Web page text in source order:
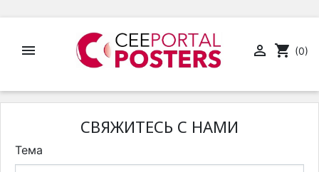
  shopping_cart (0)
СВЯЖИТЕСЬ С НАМИ
Тема